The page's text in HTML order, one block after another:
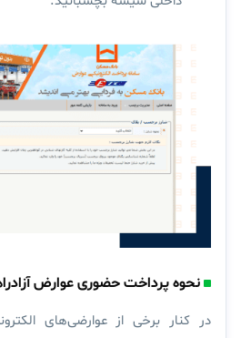
نحوه پرداخت حضوری عوارض
در کنار برخی از عوارضی‌های